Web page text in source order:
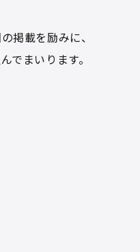
掲載を励みに、
でまいります。